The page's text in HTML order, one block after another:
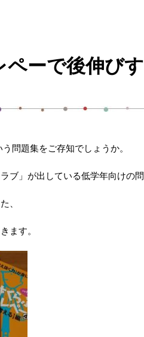
ーで後伸び
う問題集をご存知でしょうか。
ブ」が出している低学年向けの問
、
ます。